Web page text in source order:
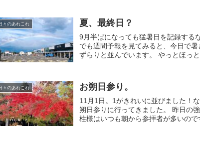
々のあれこれ 夏、最終日？
9月半ばになっても猛暑日を記録する
でも週間予報を見てみると、今日で
ずらりと並んでいます。 やっとほっ
々のあれこれ お朔日参り。
11月1日。1がきれいに並びました！
朔日参りに行ってきました。 昨日の
柱様はいつも朝から参拝者が多いの